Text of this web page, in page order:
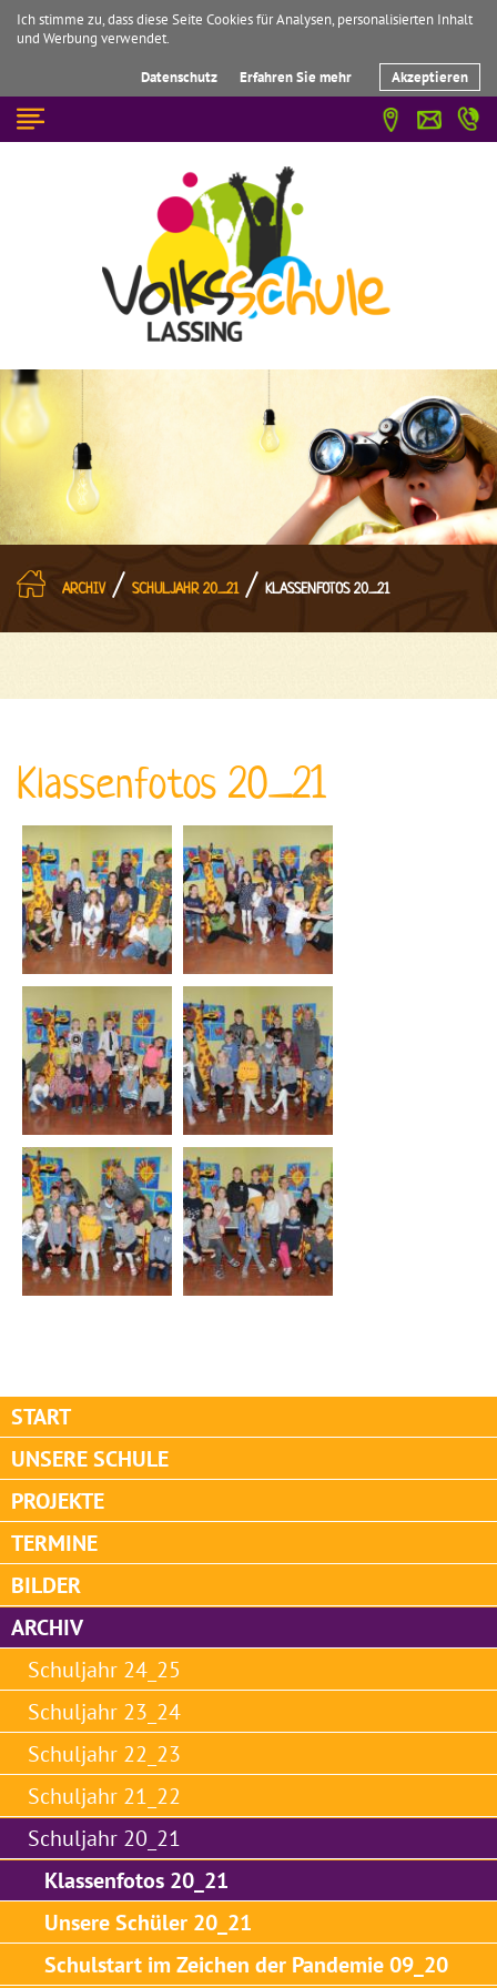
Ich stimme zu, dass diese Seite Cookies für Analysen, personalisierten Inhalt
und Werbung verwendet.
Datenschutz Erfahren Sie mehr Akzeptieren
☰
ARCHIV/ SCHULJAHR 20_21/ KLASSENFOTOS 20_21
Klassenfotos 20_21
START
UNSERE SCHULE
PROJEKTE
TERMINE
BILDER
ARCHIV
Schuljahr 24_25
Schuljahr 23_24
Schuljahr 22_23
Schuljahr 21_22
Schuljahr 20_21
Klassenfotos 20_21
Unsere Schüler 20_21
Schulstart im Zeichen der Pandemie 09_20